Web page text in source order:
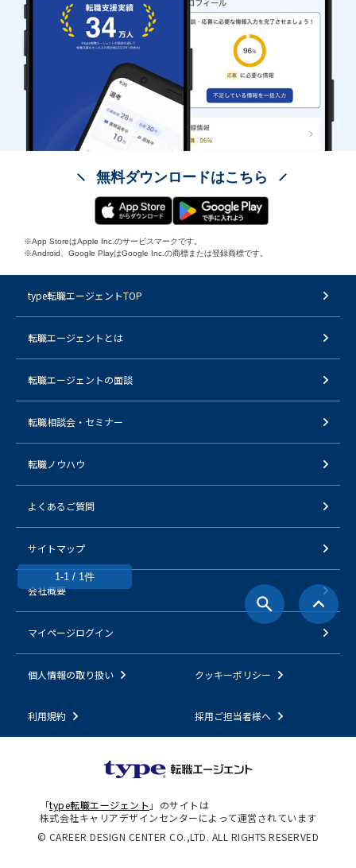
1-1 / 1件
無料ダウンロードはこちら
※App StoreはApple Inc.のサービスマークです。
※Android、Google PlayはGoogle Inc.の商標または登録商標です。
type転職エージェントTOP
転職エージェントとは
転職エージェントの面談
転職相談会・セミナー
転職ノウハウ
よくあるご質問
サイトマップ
会社概要
マイページログイン
個人情報の取り扱い クッキーポリシー
利用規約 採用ご担当者様へ
「type転職エージェント 」のサイトは
株式会社キャリアデザインセンターによって運営されています
© CAREER DESIGN CENTER CO.,LTD. ALL RIGHTS RESERVED